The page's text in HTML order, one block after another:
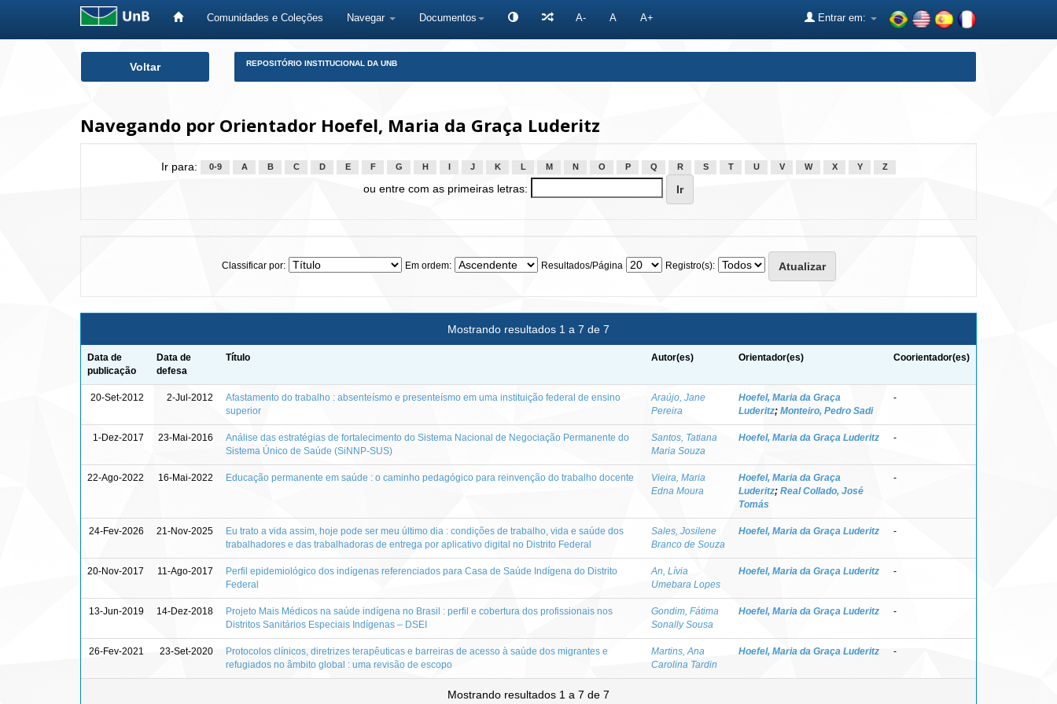
Comunidades e Coleções Navegar Documentos A- A A+ Entrar em:
Voltar REPOSITÓRIO INSTITUCIONAL DA UNB
Navegando por Orientador Hoefel, Maria da Graça Luderitz
Ir para: 0-9 A B C D E F G H J K L M N O P Q R S T U V W X Y Z
ou entre com as primeiras letras:
Classificar por: Em ordem: Resultados/Página Registro(s):
Mostrando resultados 1 a 7 de 7
Data de
publicação
Data de
defesa
Título Autor(es) Orientador(es) Coorientador(es)
20-Set-2012 2-Jul-2012
Afastamento do trabalho : absenteísmo e presenteísmo em uma instituição federal de ensino
superior
Araújo, Jane
Pereira
Hoefel, Maria da Graça
Luderitz; Monteiro, Pedro Sadi
-
1-Dez-2017 23-Mai-2016
Análise das estratégias de fortalecimento do Sistema Nacional de Negociação Permanente do
Sistema Único de Saúde (SiNNP-SUS)
Santos, Tatiana
Maria Souza
Hoefel, Maria da Graça Luderitz -
22-Ago-2022 16-Mai-2022 Educação permanente em saúde : o caminho pedagógico para reinvenção do trabalho docente
Vieira, Maria
Edna Moura
Hoefel, Maria da Graça
Luderitz; Real Collado, José
Tomás
-
24-Fev-2026 21-Nov-2025
Eu trato a vida assim, hoje pode ser meu último dia : condições de trabalho, vida e saúde dos
trabalhadores e das trabalhadoras de entrega por aplicativo digital no Distrito Federal
Sales, Josilene
Branco de Souza
Hoefel, Maria da Graça Luderitz -
20-Nov-2017 11-Ago-2017
Perfil epidemiológico dos indígenas referenciados para Casa de Saúde Indígena do Distrito
Federal
An, Lívia
Umebara Lopes
Hoefel, Maria da Graça Luderitz -
13-Jun-2019 14-Dez-2018
Projeto Mais Médicos na saúde indígena no Brasil : perfil e cobertura dos profissionais nos
Distritos Sanitários Especiais Indígenas – DSEI
Gondim, Fátima
Sonally Sousa
Hoefel, Maria da Graça Luderitz -
26-Fev-2021 23-Set-2020
Protocolos clínicos, diretrizes terapêuticas e barreiras de acesso à saúde dos migrantes e
refugiados no âmbito global : uma revisão de escopo
Martins, Ana
Carolina Tardin
Hoefel, Maria da Graça Luderitz -
Mostrando resultados 1 a 7 de 7